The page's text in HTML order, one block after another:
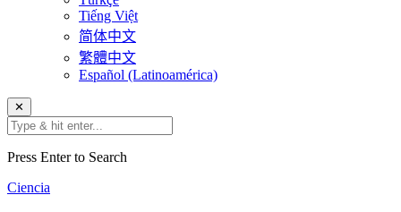
Tiếng Việt
简体中文
繁體中文
Español (Latinoamérica)
✕
Press Enter to Search
Ciencia